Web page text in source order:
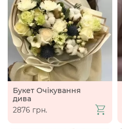
Букет Очікування
дива
2876 грн.